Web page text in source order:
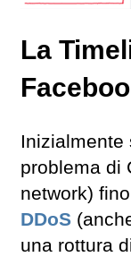
La
Inizialmente
problema di
network)
DDoS
una rottura